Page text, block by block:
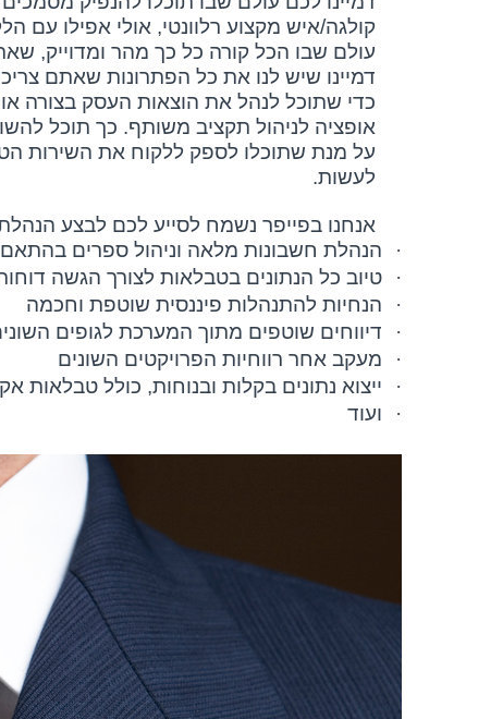
קולגה/איש מקצוע רלוונטי, אולי אפילו עם
עולם שבו הכל קורה כל כך מהר ומדוייק,
דמיינו שיש לנו את כל הפתרונות שאתם
כדי שתוכל לנהל את הוצאות העסק בצורה
אופציה לניהול תקציב משותף. כך תוכל
על מנת שתוכלו לספק ללקוח את השירות
לעשות.
אנחנו בפייפר נשמח לסייע לכם לבצע
·
הנהלת חשבונות מלאה וניהול ספרים
·
טיוב כל הנתונים בטבלאות לצורך הגשה
·
הנחיות להתנהלות פיננסית שוטפת וחכמה
·
דיווחים שוטפים מתוך המערכת לגופים
·
מעקב אחר רווחיות הפרויקטים השונים
·
ייצוא נתונים בקלות ובנוחות, כולל טבלאות
·
ועוד